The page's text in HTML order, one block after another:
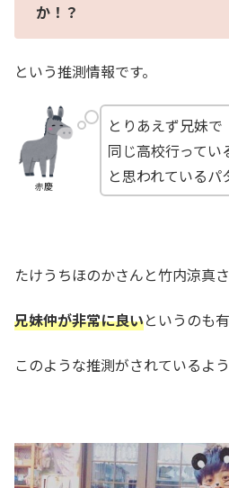
か！？
という推測情報です。
赤慶
とりあえず兄妹で
同じ高校行ってい
と思われているパ
たけうちほのかさんと竹内涼真
兄妹仲が非常に良いというのも
このような推測がされているよう